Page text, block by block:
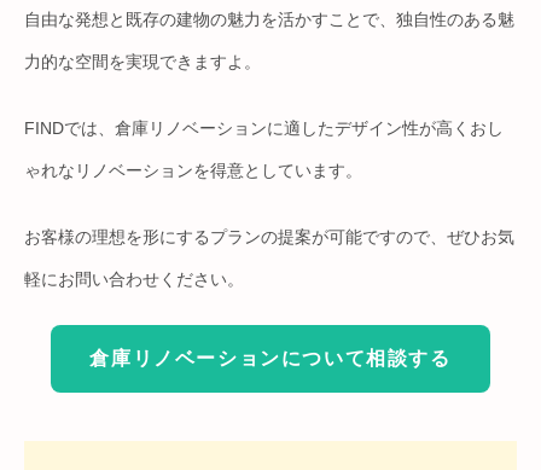
自由な発想と既存の建物の魅力を活かすことで、独自性のある魅
力的な空間を実現できますよ。
FINDでは、倉庫リノベーションに適したデザイン性が高くおし
ゃれなリノベーションを得意としています。
お客様の理想を形にするプランの提案が可能ですので、ぜひお気
軽にお問い合わせください。
倉庫リノベーションについて相談する